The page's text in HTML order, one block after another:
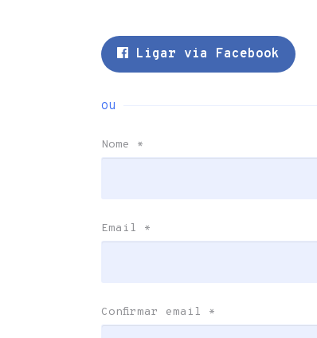
Ligar via Facebook
ou
Nome *
Email *
Confirmar email *